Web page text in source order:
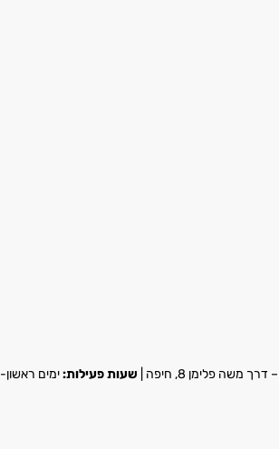
משה פלימן 8, חיפה | שעות פעילות:ימים ראשון-חמישי בשעות